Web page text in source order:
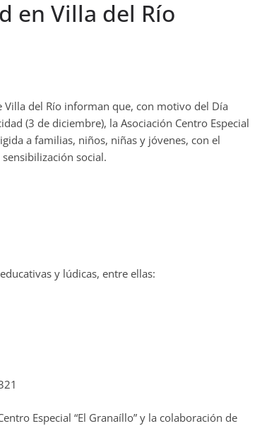
en Villa del Río
Villa del Río informan que, con motivo del Día
(3 de diciembre), la Asociación Centro Especial
a familias, niños, niñas y jóvenes, con el
social.
y lúdicas, entre ellas:
Especial “El Granaíllo” y la colaboración de